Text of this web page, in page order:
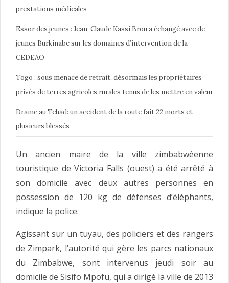
prestations médicales
Essor des jeunes : Jean-Claude Kassi Brou a échangé avec de
jeunes Burkinabe sur les domaines d’intervention de la
CEDEAO
Togo : sous menace de retrait, désormais les propriétaires
privés de terres agricoles rurales tenus de les mettre en valeur
Drame au Tchad: un accident de la route fait 22 morts et
plusieurs blessés
Un ancien maire de la ville zimbabwéenne
touristique de Victoria Falls (ouest) a été arrêté à
son domicile avec deux autres personnes en
possession de 120 kg de défenses d’éléphants,
indique la police.
Agissant sur un tuyau, des policiers et des rangers
de Zimpark, l’autorité qui gère les parcs nationaux
du Zimbabwe, sont intervenus jeudi soir au
domicile de Sisifo Mpofu, qui a dirigé la ville de 2013